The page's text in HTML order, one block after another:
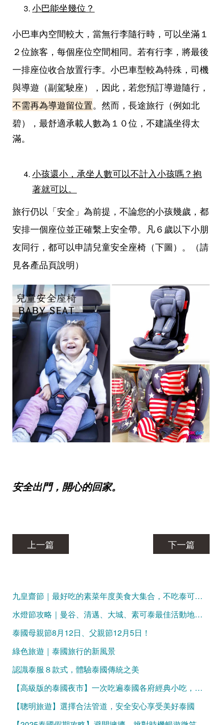
小巴能坐幾位？
小巴車內空間較大，當無行李隨行時，可以坐滿１
２位旅客，每個座位空間相同。若有行李，將最後
一排座位收合放置行李。小巴車型較為特殊，司機
與導遊（副駕駛座），因此，若您預訂導遊隨行，
不需再為導遊留位置。然而，長途旅行（例如北
碧）， 最舒適承載人數為１０位，不建議坐得太
滿。
小孩還小，承坐人數可以不計入小孩嗎？抱
著就可以。
旅行仍以「安全」為前提，不論您的小孩幾歲，都
安排一個座位並正確繫上安全帶。凡６歲以下小朋
友同行，都可以申請兒童安全座椅（下圖）。（請
見各產品頁說明）
安全出門，開心的回家。
上一篇 下一篇
九皇齋節｜最好吃的素菜年度美食大集合，不吃泰可惜！
水燈節攻略｜曼谷、清邁、大城、素可泰最佳活動地點大盤點
泰國母親節8月12日、父親節12月5日！
綠色旅遊｜泰國旅行的新風景
認識泰服８款式，體驗泰國傳統之美
【高級版的泰國夜市】一次吃遍泰國各府經典小吃，吃飽再買伴手禮
【聰明旅遊】選擇合法管道，安全安心享受美好泰國